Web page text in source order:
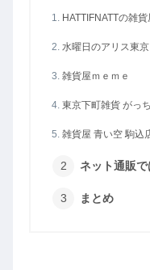
HATTIFNATTの雑貨
水曜日のアリス東京
雑貨屋ｍｅｍｅ
東京下町雑貨 がっ
雑貨屋 青い空 駒込
ネット通販で
まとめ